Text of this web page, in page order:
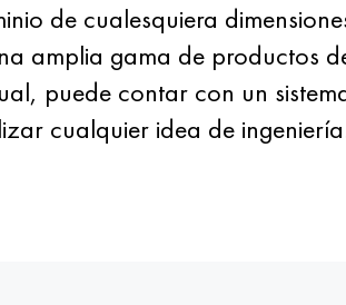
de cualesquiera
amplia gama de productos
puede contar con un
cualquier idea de